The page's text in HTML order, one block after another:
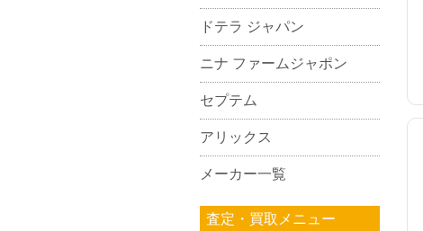
ドテラ ジャパン
ニナ ファームジャポン
セプテム
アリックス
メーカー一覧
査定・買取メニュー